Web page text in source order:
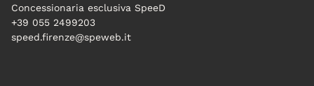
Concessionaria esclusiva SpeeD
+39 055 2499203
speed.firenze@speweb.it